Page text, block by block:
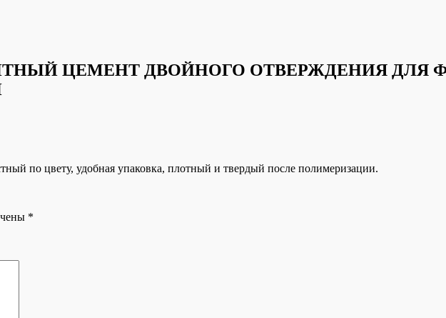
ЦЕМЕНТ ДВОЙНОГО ОТВЕРЖДЕНИЯ ДЛЯ
по цвету, удобная упаковка, плотный и твердый после полимеризации.
*